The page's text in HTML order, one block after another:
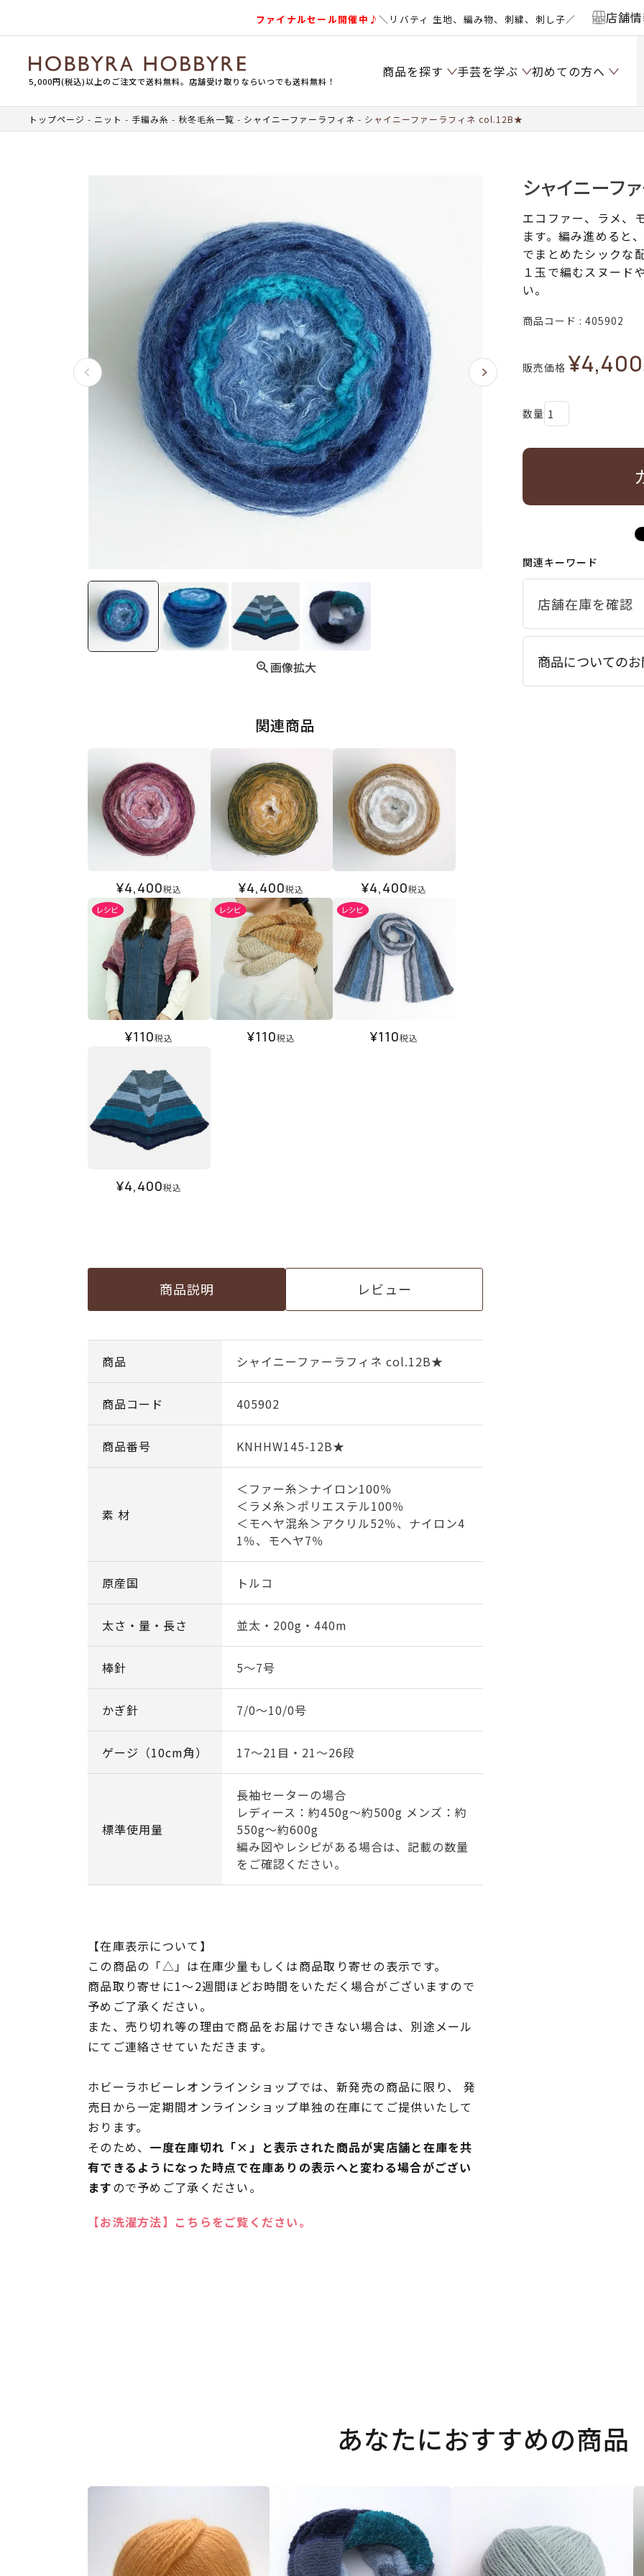
ファイナルセール開催中♪＼リバティ 生地、編み物、刺繍、刺し子／ 店舗
5,000円(税込)以上のご注文で送料無料。店舗受け取りならいつでも送料無料！
商品を探す 手芸を学ぶ 初めての方へ
トップページ ニット 手編み糸 秋冬毛糸一覧 シャイニーファーラフィネ シャイニーファーラフィネ col.12B★
画像拡大
関連商品
¥4,400税込 ¥4,400税込 ¥4,400税込
¥110税込 ¥110税込 ¥110税込
¥4,400税込
商品説明 レビュー
商品 シャイニーファーラフィネ col.12B★
商品コード 405902
商品番号 KNHHW145-12B★
素 材
＜ファー糸＞ナイロン100％
＜ラメ糸＞ポリエステル100％
＜モヘヤ混糸＞アクリル52％、ナイロン4
1％、モヘヤ7％
原産国 トルコ
太さ・量・長さ 並太・200g・440m
棒針 5～7号
かぎ針 7/0～10/0号
ゲージ（10cm角） 17～21目・21～26段
標準使用量
長袖セーターの場合
レディース：約450g～約500g メンズ：約
550g～約600g
編み図やレシピがある場合は、記載の数量
をご確認ください。
【在庫表示について】
この商品の「△」は在庫少量もしくは商品取り寄せの表示です。
商品取り寄せに1～2週間ほどお時間をいただく場合がございますので
予めご了承ください。
また、売り切れ等の理由で商品をお届けできない場合は、別途メール
にてご連絡させていただきます。
ホビーラホビーレオンラインショップでは、新発売の商品に限り、 発
売日から一定期間オンラインショップ単独の在庫にてご提供いたして
おります。
そのため、 一度在庫切れ「×」と表示された商品が実店舗と在庫を共
有できるようになった時点で在庫ありの表示へと変わる場合がござい
ますので予めご了承ください。
【お洗濯方法】こちらをご覧ください。
シャイニーフ
エコファー、ラメ、
ます。編み進めると
でまとめたシックな
１玉で編むスヌード
い。
商品コード 405902
販売価格 ¥4,400
関連キーワード
商品についての
あなたにおすすめの商品